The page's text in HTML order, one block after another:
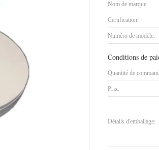
Nom de marque:
Certification:
Numéro de modèle:
Conditions de
Quantité de
Prix:
Détails d'emballage: